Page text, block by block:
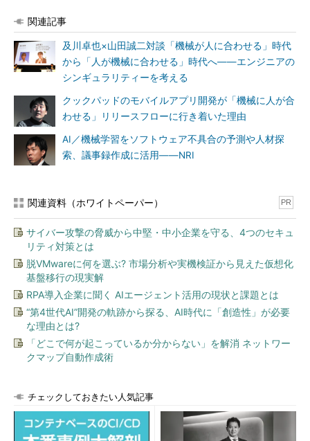
提供することはだんだん難しくなってきています。そのためにサ
ービスやソリューションの構築を自動化していくことが求められ
ており、その中でAIが果たす役割が大きくなっているのです」
識の専門性／自律性」と「ビジネス領域の専門性／自立性」の2
軸で考えることができる。技術的な専門性は処理のための変数が
少ないため、AIが適用しやすい。そのため、まずは技術的な専門
性、ビジネスの専門性がともに少なくて済む領域から活用が進
み、徐々に技術的専門性とビジネス専門性が求められる領域に広
具体的には、下記のように適用が進んでいく見込みだ。
関連記事
及川卓也×山田誠二対談「機械が人に合わせる」時代
から「人が機械に合わせる」時代へ――エンジニアの
シンギュラリティーを考える
クックパッドのモバイルアプリ開発が「機械に人が合
わせる」リリースフローに行き着いた理由
AI／機械学習をソフトウェア不具合の予測や人材探
索、議事録作成に活用――NRI
関連資料（ホワイトペーパー） PR
サイバー攻撃の脅威から中堅・中小企業を守る、4つのセキュ
リティ対策とは
脱VMwareに何を選ぶ? 市場分析や実機検証から見えた仮想化
基盤移行の現実解
RPA導入企業に聞く AIエージェント活用の現状と課題とは
“第4世代AI”開発の軌跡から探る、AI時代に「創造性」が必要
な理由とは?
「どこで何が起こっているか分からない」を解消 ネットワー
クマップ自動作成術
チェックしておきたい人気記事